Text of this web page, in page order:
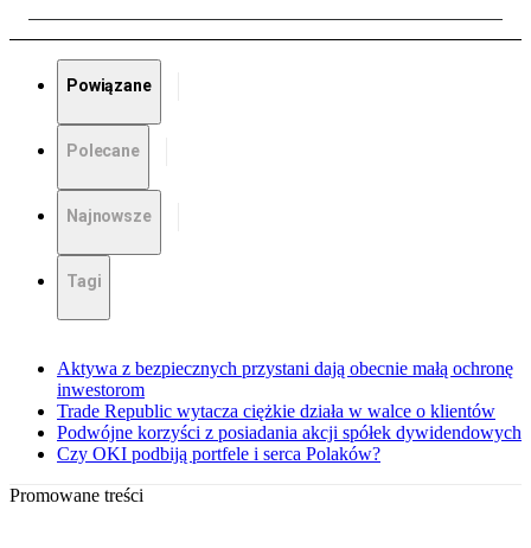
Powiązane
Polecane
Najnowsze
Tagi
Aktywa z bezpiecznych przystani dają obecnie małą ochronę
inwestorom
Trade Republic wytacza ciężkie działa w walce o klientów
Podwójne korzyści z posiadania akcji spółek dywidendowych
Czy OKI podbiją portfele i serca Polaków?
Promowane treści